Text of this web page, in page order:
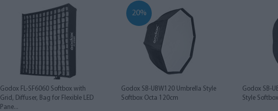
Godox FL-SF6060 Softbox with
Grid, Diffuser, Bag for Flexible LED
Pane...
Godox SB-UBW120 Umbrella Style
Softbox Octa 120cm
20%
Godox SB-
Style